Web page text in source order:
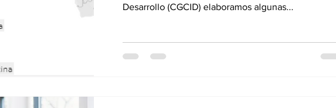
Desarrollo (CGCID) elaboramos algunas...